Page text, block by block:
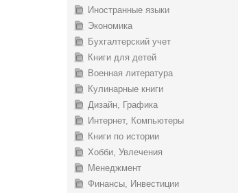
Иностранные языки
Экономика
Бухгалтерский учет
Книги для детей
Военная литература
Кулинарные книги
Дизайн, Графика
Интернет, Компьютеры
Книги по истории
Хобби, Увлечения
Менеджмент
Финансы, Инвестиции